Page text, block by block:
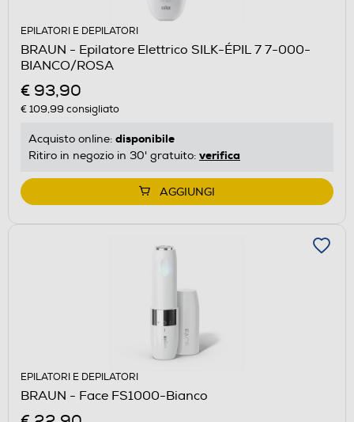
EPILATORI E DEPILATORI
BRAUN - Epilatore Elettrico SILK-ÉPIL 7 7-000-
BIANCO/ROSA
€ 93,90
€ 109,99 consigliato
Acquisto online: disponibile
Ritiro in negozio in 30' gratuito: verifica
AGGIUNGI
EPILATORI E DEPILATORI
BRAUN - Face FS1000-Bianco